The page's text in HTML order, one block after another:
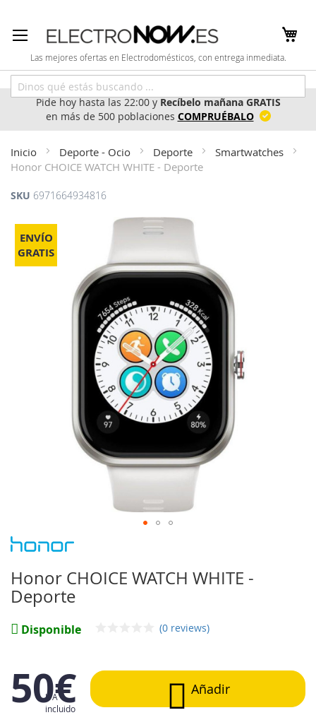
al
contenido
Las mejores ofertas en Electrodomésticos, con entrega inmediata.
Pide hoy hasta las 22:00 yRecíbelo mañana GRATIS
en más de 500 poblaciones COMPRUÉBALO
Inicio Deporte - Ocio Deporte
Smartwatches
Honor CHOICE WATCH WHITE - Deporte
Honor CHOICE WATCH WHITE -
Deporte
Disponible (0 reviews)
50€
IVA
incluido
Añadir
ENVÍO
GRATIS
SKU 6971664934816
Saltar
final
de
Saltar
al
de
la
galería
de
imágenes